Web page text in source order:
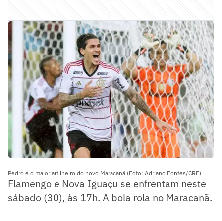
Pedro é o maior artilheiro do novo Maracanã (Foto: Adriano Fontes/CRF)
Flamengo e Nova Iguaçu se enfrentam neste
sábado (30), às 17h. A bola rola no Maracanã.